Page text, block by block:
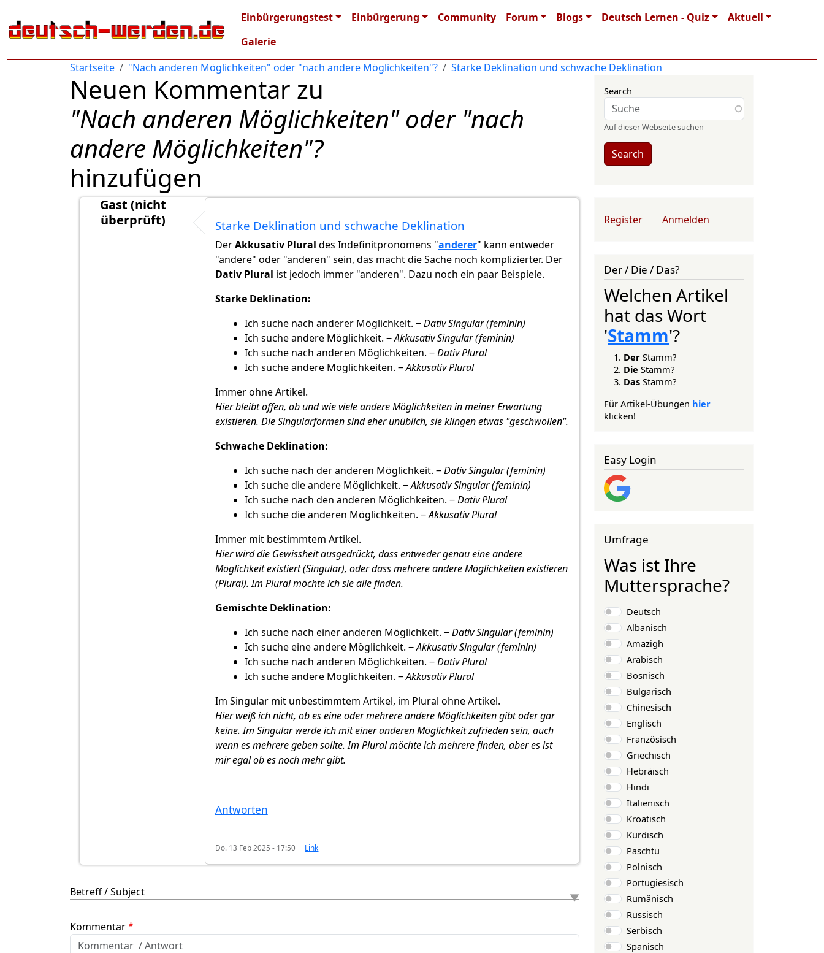
Main navigation
Einbürgerungstest Einbürgerung Community Forum Blogs Deutsch Lernen - Quiz
Aktuell
Galerie
Startseite
"Nach anderen Möglichkeiten" oder "nach andere Möglichkeiten"? Starke Deklination und schwache Deklination
Neuen Kommentar zu
"Nach anderen Möglichkeiten" oder "nach
andere Möglichkeiten"?
hinzufügen
Gast (nicht
überprüft)
nach anderen Möglichkeiten…vonGast (nicht überprüft)
Starke Deklination und schwache Deklination
DerAkkusativ Plural des Indefinitpronomens "anderer" kann entweder
"andere" oder "anderen" sein, das macht die Sache noch komplizierter. Der
Dativ Plural ist jedoch immer "anderen". Dazu noch ein paar Beispiele.
Starke Deklination:
Ich suche nach anderer Möglichkeit. ‒Dativ Singular (feminin)
Ich suche andere Möglichkeit. ‒Akkusativ Singular (feminin)
Ich suche nach anderen Möglichkeiten. ‒Dativ Plural
Ich suche andere Möglichkeiten. ‒Akkusativ Plural
Immer ohne Artikel.
Hier bleibt offen, ob und wie viele andere Möglichkeiten in meiner Erwartung
existieren. Die Singularformen sind eher unüblich, sie klingen etwas "geschwollen".
Schwache Deklination:
Ich suche nach der anderen Möglichkeit. ‒Dativ Singular (feminin)
Ich suche die andere Möglichkeit. ‒Akkusativ Singular (feminin)
Ich suche nach den anderen Möglichkeiten. ‒Dativ Plural
Ich suche die anderen Möglichkeiten. ‒Akkusativ Plural
Immer mit bestimmtem Artikel.
Hier wird die Gewissheit ausgedrückt, dass entweder genau eine andere
Möglichkeit existiert (Singular), oder dass mehrere andere Möglichkeiten existieren
(Plural). Im Plural möchte ich sie alle finden.
Gemischte Deklination:
Ich suche nach einer anderen Möglichkeit. ‒Dativ Singular (feminin)
Ich suche eine andere Möglichkeit. ‒Akkusativ Singular (feminin)
Ich suche nach anderen Möglichkeiten. ‒Dativ Plural
Ich suche andere Möglichkeiten. ‒Akkusativ Plural
Im Singular mit unbestimmtem Artikel, im Plural ohne Artikel.
Hier weiß ich nicht, ob es eine oder mehrere andere Möglichkeiten gibt oder gar
keine. Im Singular werde ich mit einer anderen Möglichkeit zufrieden sein, auch
wenn es mehrere geben sollte. Im Plural möchte ich mehrere finden, aber es ist
mir egal ob es noch mehr gibt.
Antworten
Do. 13 Feb 2025 - 17:50 Link
Betreff / Subject
Kommentar
Search
Auf dieser Webseite suchen
Search
User account menu
Register Anmelden
Der / Die / Das?
Welchen Artikel
hat das Wort
'Stamm'?
Der Stamm?
Die Stamm?
Das Stamm?
Für Artikel-Übungen hier
klicken!
Easy Login
Umfrage
Was ist Ihre
Muttersprache?
Auswahlmöglichkeiten
Deutsch
Albanisch
Amazigh
Arabisch
Bosnisch
Bulgarisch
Chinesisch
Englisch
Französisch
Griechisch
Hebräisch
Hindi
Italienisch
Kroatisch
Kurdisch
Paschtu
Polnisch
Portugiesisch
Rumänisch
Russisch
Serbisch
Spanisch